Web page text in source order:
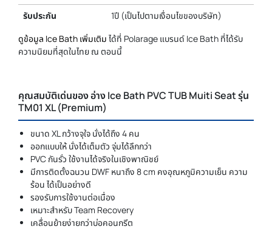
รับประกัน
1ปี (เป็นไปตามเงื่อนไขของบริษัท)
ดูข้อมูล Ice Bath เพิ่มเติม ได้ที่ Polarage แบรนด์ Ice Bath ที่ได้รับ
ความนิยมที่สุดในไทย ณ ตอนนี้
คุณสมบัติเด่นของ อ่าง Ice Bath PVC TUB Muiti Seat รุ่น
TM01 XL (Premium)
ขนาด XL กว้างจุใจ นั่งได้ถึง 4 คน
ออกแบบให้ นั่งได้เต็มตัว จุ่มได้ลึกกว่า
PVC กันรั่ว ใช้งานได้จริงในเชิงพาณิชย์
มีการติดตั้งฉนวน DWF หนาถึง 8 cm คงอุณหภูมิความเย็น ความ
ร้อน ได้เป็นอย่างดี
รองรับการใช้งานต่อเนื่อง
เหมาะสำหรับ Team Recovery
เคลื่อนย้ายง่ายกว่าบ่อคอนกรีต